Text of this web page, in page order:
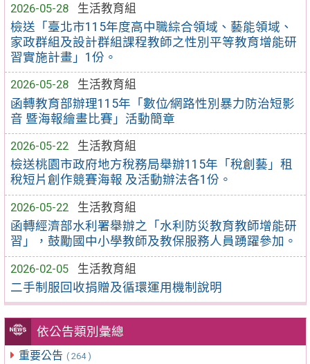
2026-05-28
生活教育組
檢送「臺北市115年度高中職綜合領域、藝能領域、
家政群組及設計群組課程教師之性別平等教育增能研
習實施計畫」1份。
2026-05-28
生活教育組
函轉教育部辦理115年「數位∕網路性別暴力防治短影
音 暨海報繪畫比賽」活動簡章
2026-05-22
生活教育組
檢送桃園市政府地方稅務局舉辦115年「稅創藝」租
稅短片創作競賽海報 及活動辦法各1份。
2026-05-22
生活教育組
函轉經濟部水利署舉辦之「水利防災教育教師增能研
習」，鼓勵國中小學教師及教保服務人員踴躍參加。
2026-02-05
生活教育組
二手制服回收捐贈及循環運用機制說明
依公告類別彙總
重要公告 ( 264 )